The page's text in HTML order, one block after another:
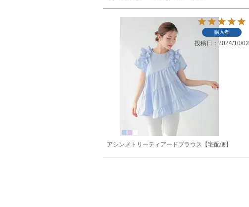
アシンメトリーティアードブラウス【宅配便】
購入者
投稿日 2024/10/02